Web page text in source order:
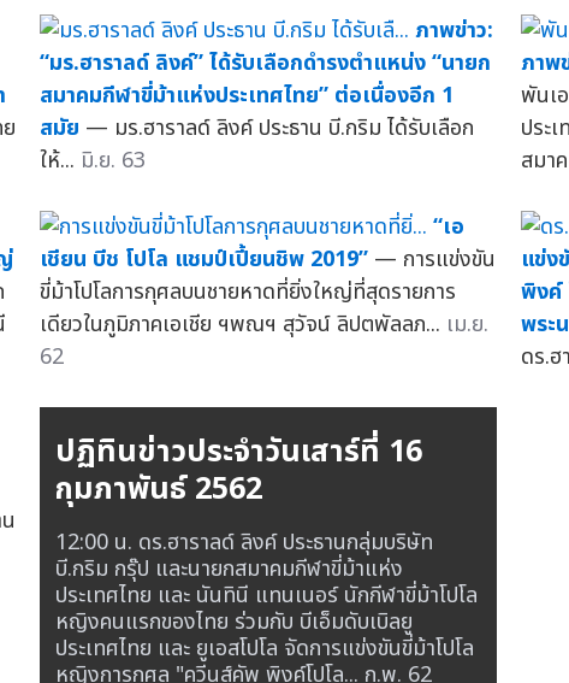
ภาพข่าว:
“มร.ฮาราลด์ ลิงค์” ได้รับเลือกดำรงตำแหน่ง “นายก
สมาคมกีฬาขี่ม้าแห่งประเทศไทย” ต่อเนื่องอีก 1
สมัย — มร.ฮาราลด์ ลิงค์ ประธาน บี.กริม ได้รับเลือก
ให้... มิ.ย. 63
ภาพ
พันเ
ประ
สมา
“เอ
เชียน บีช โปโล แชมป์เปี้ยนชิพ 2019” — การแข่งขัน
ขี่ม้าโปโลการกุศลบนชายหาดที่ยิ่งใหญ่ที่สุดรายการ
เดียวในภูมิภาคเอเชีย ฯพณฯ สุวัจน์ ลิปตพัลลภ... เม.ย.
62
แข่ง
พิงค์
พระ
ดร.ฮ
ปฏิทินข่าวประจำวันเสาร์ที่ 16
กุมภาพันธ์ 2562
12:00 น. ดร.ฮาราลด์ ลิงค์ ประธานกลุ่มบริษัท
บี.กริม กรุ๊ป และนายกสมาคมกีฬาขี่ม้าแห่ง
ประเทศไทย และ นันทินี แทนเนอร์ นักกีฬาขี่ม้าโปโล
หญิงคนแรกของไทย ร่วมกับ บีเอ็มดับเบิลยู
ประเทศไทย และ ยูเอสโปโล จัดการแข่งขันขี่ม้าโปโล
หญิงการกุศล "ควีนส์คัพ พิงค์โปโล... ก.พ. 62